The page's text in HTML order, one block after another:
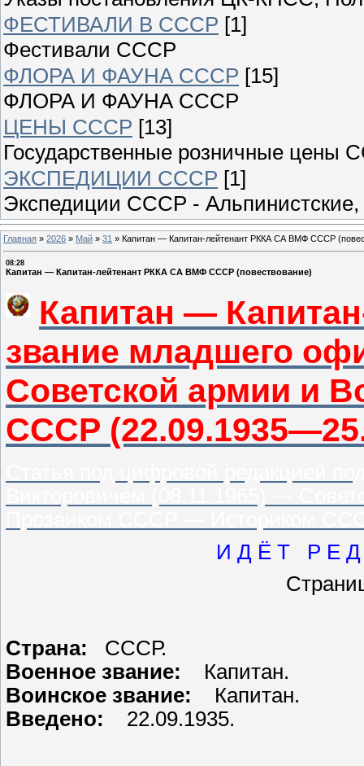
ФЕСТИВАЛИ В СССР [1]
Фестивали СССР
ФЛОРА И ФАУНА СССР [15]
ФЛОРА И ФАУНА СССР
ЦЕНЫ СССР [13]
Государственные розничные цены
ЭКСПЕДИЦИИ СССР [1]
Экспедиции СССР -
Главная » 2026 » Май » 31 » Капитан — Капитан-лейтенант РККА СА ВМФ СССР
08:28
Капитан — Капитан-лейтенант РККА СА ВМФ СССР (повествование)
Капитан —
звание младшего
Советской армии и
СССР
И Д Ё Т Р Е Д
Страна: СССР.
Военное звание: Капитан.
Воинское звание: Капитан.
Введено: 22.09.1935.